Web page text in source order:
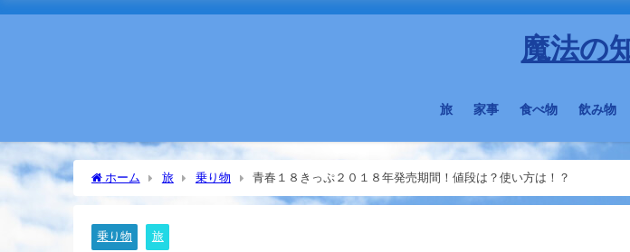
魔法の
旅 家事 食べ物 飲み物
ホーム 旅 乗り物 青春１８きっぷ２０１８年発売期間！値段は？使い方は！？
乗り物 旅